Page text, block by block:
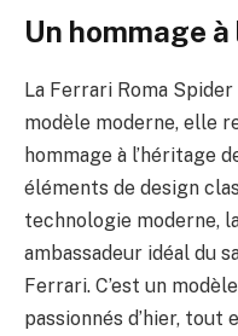
Un hommage
La Ferrari Roma
modèle moderne, elle
hommage à l’héritage
éléments de design
technologie moderne,
ambassadeur idéal du
Ferrari. C’est un
passionnés d’hier, tout